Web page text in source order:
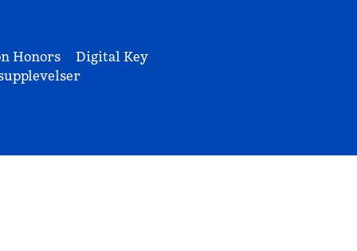
Honors
Digital Key